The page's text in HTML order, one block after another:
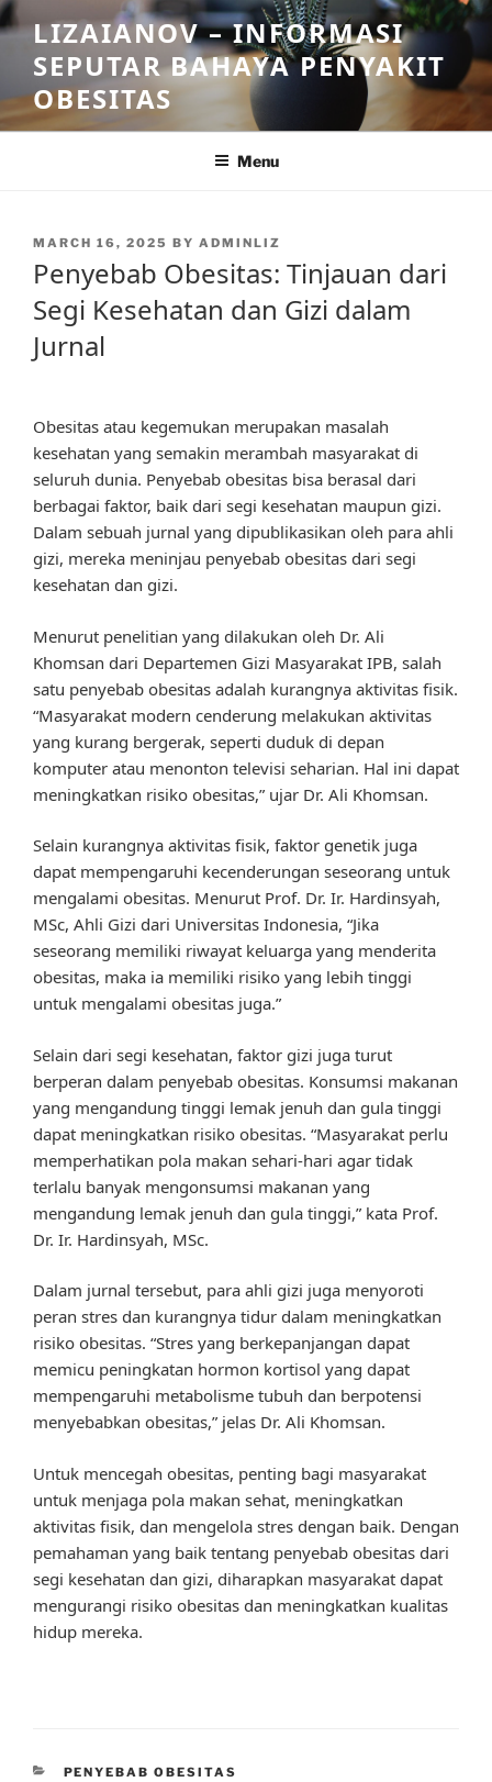
Skip
to
content
LIZAIANOV – INFORMASI
SEPUTAR BAHAYA PENYAKIT
OBESITAS
Menu
POSTED
MARCH 16, 2025 BY ADMINLIZ
Penyebab Obesitas: Tinjauan dari
Segi Kesehatan dan Gizi dalam
Jurnal
Obesitas atau kegemukan merupakan masalah
kesehatan yang semakin merambah masyarakat di
seluruh dunia. Penyebab obesitas bisa berasal dari
berbagai faktor, baik dari segi kesehatan maupun gizi.
Dalam sebuah jurnal yang dipublikasikan oleh para ahli
gizi, mereka meninjau penyebab obesitas dari segi
kesehatan dan gizi.
Menurut penelitian yang dilakukan oleh Dr. Ali
Khomsan dari Departemen Gizi Masyarakat IPB, salah
satu penyebab obesitas adalah kurangnya aktivitas fisik.
“Masyarakat modern cenderung melakukan aktivitas
yang kurang bergerak, seperti duduk di depan
komputer atau menonton televisi seharian. Hal ini dapat
meningkatkan risiko obesitas,” ujar Dr. Ali Khomsan.
Selain kurangnya aktivitas fisik, faktor genetik juga
dapat mempengaruhi kecenderungan seseorang untuk
mengalami obesitas. Menurut Prof. Dr. Ir. Hardinsyah,
MSc, Ahli Gizi dari Universitas Indonesia, “Jika
seseorang memiliki riwayat keluarga yang menderita
obesitas, maka ia memiliki risiko yang lebih tinggi
untuk mengalami obesitas juga.”
Selain dari segi kesehatan, faktor gizi juga turut
berperan dalam penyebab obesitas. Konsumsi makanan
yang mengandung tinggi lemak jenuh dan gula tinggi
dapat meningkatkan risiko obesitas. “Masyarakat perlu
memperhatikan pola makan sehari-hari agar tidak
terlalu banyak mengonsumsi makanan yang
mengandung lemak jenuh dan gula tinggi,” kata Prof.
Dr. Ir. Hardinsyah, MSc.
Dalam jurnal tersebut, para ahli gizi juga menyoroti
peran stres dan kurangnya tidur dalam meningkatkan
risiko obesitas. “Stres yang berkepanjangan dapat
memicu peningkatan hormon kortisol yang dapat
mempengaruhi metabolisme tubuh dan berpotensi
menyebabkan obesitas,” jelas Dr. Ali Khomsan.
Untuk mencegah obesitas, penting bagi masyarakat
untuk menjaga pola makan sehat, meningkatkan
aktivitas fisik, dan mengelola stres dengan baik. Dengan
pemahaman yang baik tentang penyebab obesitas dari
segi kesehatan dan gizi, diharapkan masyarakat dapat
mengurangi risiko obesitas dan meningkatkan kualitas
hidup mereka.
CATEGORIES
PENYEBAB OBESITAS